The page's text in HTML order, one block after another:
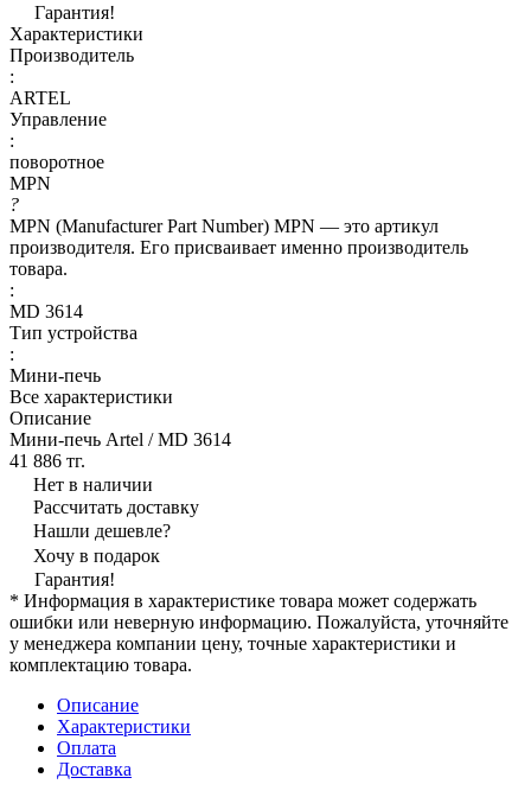
Гарантия!
Характеристики
Производитель
:
ARTEL
Управление
:
поворотное
MPN
?
MPN (Manufacturer Part Number) MPN — это артикул
производителя. Его присваивает именно производитель
товара.
:
MD 3614
Тип устройства
:
Мини-печь
Все характеристики
Описание
Мини-печь Artel / MD 3614
41 886 тг.
Нет в наличии
Рассчитать доставку
Нашли дешевле?
Хочу в подарок
Гарантия!
* Информация в характеристике товара может содержать
ошибки или неверную информацию. Пожалуйста, уточняйте
у менеджера компании цену, точные характеристики и
комплектацию товара.
Описание
Характеристики
Оплата
Доставка